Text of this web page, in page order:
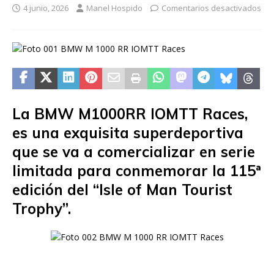
4 junio, 2026 Manel Hospido Comentarios desactivados
La BMW M1000RR IOMTT Races,
es una exquisita superdeportiva
que se va a comercializar en serie
limitada para conmemorar la 115ª
edición del “Isle of Man Tourist
Trophy”.